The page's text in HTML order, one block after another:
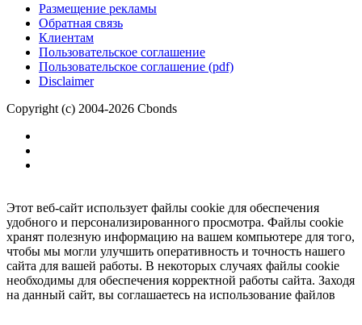
Размещение рекламы
Обратная связь
Клиентам
Пользовательское соглашение
Пользовательское соглашение (pdf)
Disclaimer
Copyright (c) 2004-2026 Cbonds
Этот веб-сайт использует файлы cookie для обеспечения
удобного и персонализированного просмотра. Файлы cookie
хранят полезную информацию на вашем компьютере для того,
чтобы мы могли улучшить оперативность и точность нашего
сайта для вашей работы. В некоторых случаях файлы cookie
необходимы для обеспечения корректной работы сайта. Заходя
на данный сайт, вы соглашаетесь на использование файлов